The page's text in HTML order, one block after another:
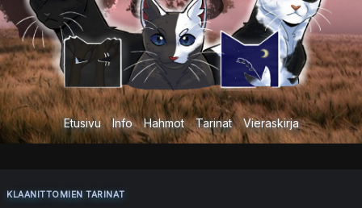
Etusivu Info Hahmot Tarinat Vieraskirja
KLAANITTOMIEN TARINAT